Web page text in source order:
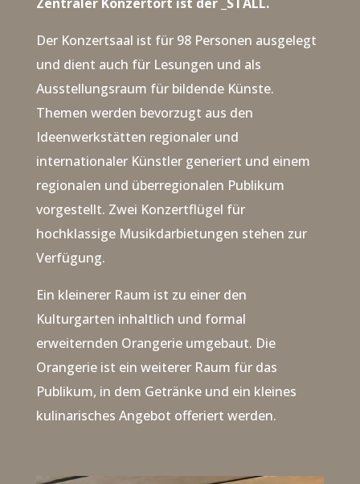
Der Konzertsaal ist für 98 Personen ausgelegt
und dient auch für Lesungen und als
Ausstellungsraum für bildende Künste.
Themen werden bevorzugt aus den
Ideenwerkstätten regionaler und
internationaler Künstler generiert und einem
regionalen und überregionalen Publikum
vorgestellt. Zwei Konzertflügel für
hochklassige Musikdarbietungen stehen zur
Verfügung.
Ein kleinerer Raum ist zu einer den
Kulturgarten inhaltlich und formal
erweiternden Orangerie umgebaut. Die
Orangerie ist ein weiterer Raum für das
Publikum, in dem Getränke und ein kleines
kulinarisches Angebot offeriert werden.